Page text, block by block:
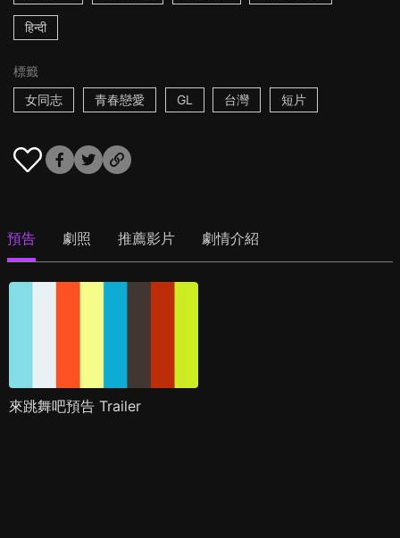
हिन्दी
標籤
女同志
青春戀愛 GL 台灣 短片
預告 劇照 推薦影片 劇情介紹
來跳舞吧預告 Trailer